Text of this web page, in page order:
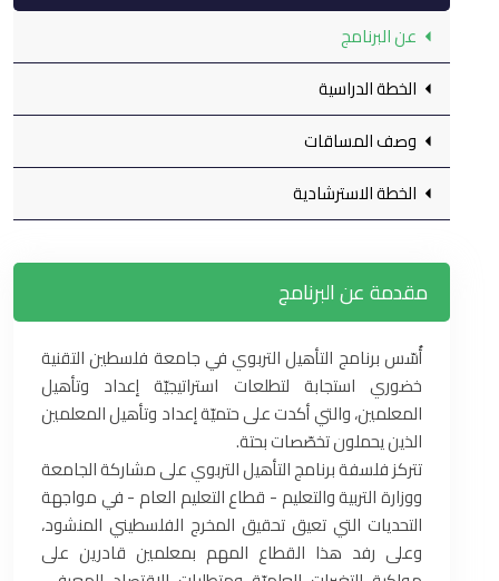
عن البرنامج
الخطة الدراسية
وصف المساقات
الخطة الاسترشادية
مقدمة عن البرنامج
أُسّس برنامج التأهيل التربوي في جامعة فلسطين التقنية
خضوري استجابة لتطلعات استراتيجيّة إعداد وتأهيل
المعلمين، ‏والتي أكدت على حتميّة إعداد وتأهيل المعلمين
الذين يحملون تخصّصات بحتة.
تتركز فلسفة برنامج التأهيل التربوي على ‏مشاركة الجامعة
ووزارة التربية والتعليم - قطاع التعليم العام - في مواجهة
التحديات التي تعيق تحقيق المخرج الفلسطيني ‏المنشود،
وعلى رفد هذا القطاع المهم بمعلمين قادرين على